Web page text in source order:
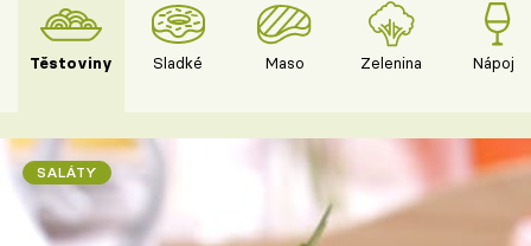
Těstoviny Sladké Maso Zelenina Nápoje
SALÁTY